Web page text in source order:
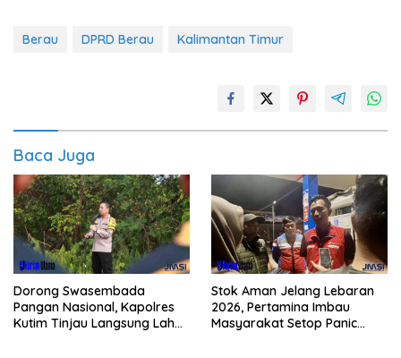
Berau DPRD Berau Kalimantan Timur
Baca Juga
Dorong Swasembada
Pangan Nasional, Kapolres
Kutim Tinjau Langsung Lahan
Stok Aman Jelang Lebaran
2026, Pertamina Imbau
Masyarakat Setop Panic